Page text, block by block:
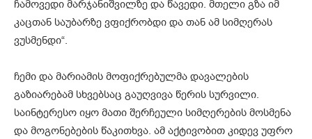
ჩამოვედი მარჯანიშვილზე და წავედი. მთელი გზა იმ
კაცთან საუბარზე ვფიქრობდი და თან ამ სიმღერას
ვუსმენდი“.
ჩემი და მარიამის მოფიქრებულმა დავალების
გაზიარებამ სხვებსაც გაუღვივა წერის სურვილი.
საინტერესო იყო მათი შერჩეული სიმღერების მოსმენა
და მოგონებების წაკითხვა. ამ აქტივობით კიდევ უფრო